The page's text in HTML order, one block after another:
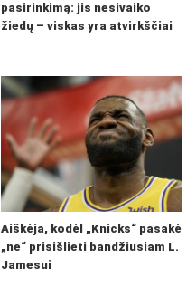
pasirinkimą: jis nesivaiko
žiedų – viskas yra atvirkščiai
Aiškėja, kodėl „Knicks“ pasakė
„ne“ prisišlieti bandžiusiam L.
Jamesui